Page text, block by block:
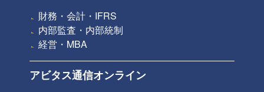
財務・会計・IFRS
内部監査・内部統制
経営・MBA
アビタス通信オンライン